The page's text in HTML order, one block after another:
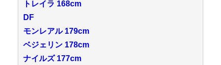
トレイラ 168cm
DF
モンレアル 179cm
ベジェリン 178cm
ナイルズ 177cm